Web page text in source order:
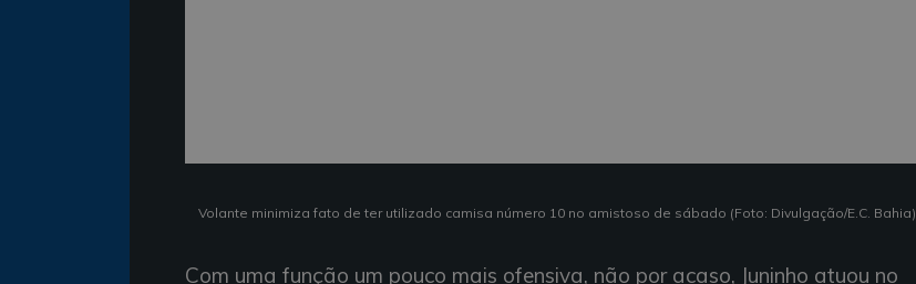
Volante minimiza fato de ter utilizado camisa número 10 no amistoso de sábado (Foto: Divulgação/E.C. Bahia)
Com uma função um pouco mais ofensiva, não por acaso, Juninho atuou no